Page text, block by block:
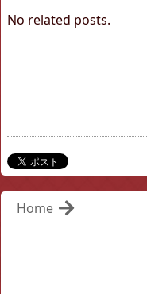
No related posts.
Home